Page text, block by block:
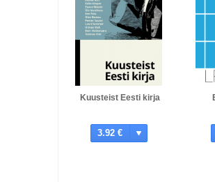
Kuusteist Eesti kirja
3.92 €